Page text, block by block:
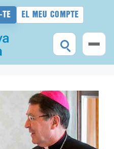
TE EL MEU COMPTE